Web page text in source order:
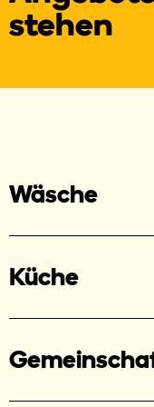
stehen
Wäsche
Küche